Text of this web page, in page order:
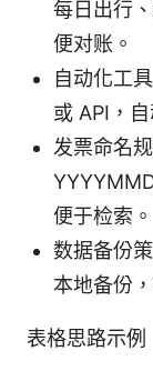
每日出行
便对账。
自动化工
或 API，
发票命名
便于检索。
数据备份
本地备份
表格思路示例